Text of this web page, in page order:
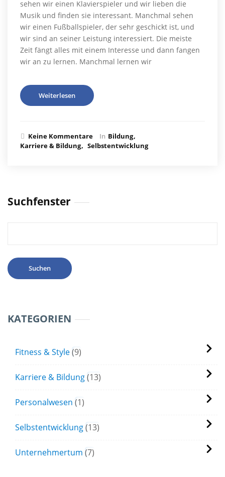
sehen wir einen Klavierspieler und wir lieben die
Musik und finden sie interessant. Manchmal sehen
wir einen Fußballspieler, der sehr geschickt ist, und
wir sind an seiner Leistung interessiert. Die meiste
Zeit fängt alles mit einem Interesse und dann fangen
wir an zu lernen. Manchmal lernen wir
Weiterlesen
Keine Kommentare In Bildung
Karriere & Bildung
Selbstentwicklung
Suchfenster
KATEGORIEN
Fitness & Style 9
Karriere & Bildung 13
Personalwesen 1
Selbstentwicklung 13
Unternehmertum 7